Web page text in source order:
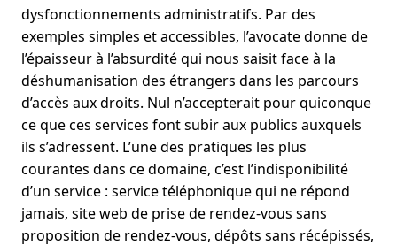
dysfonctionnements administratifs. Par des
exemples simples et accessibles, l’avocate donne de
l’épaisseur à l’absurdité qui nous saisit face à la
déshumanisation des étrangers dans les parcours
d’accès aux droits. Nul n’accepterait pour quiconque
ce que ces services font subir aux publics auxquels
ils s’adressent. L’une des pratiques les plus
courantes dans ce domaine, c’est l’indisponibilité
d’un service : service téléphonique qui ne répond
jamais, site web de prise de rendez-vous sans
proposition de rendez-vous, dépôts sans récépissés,